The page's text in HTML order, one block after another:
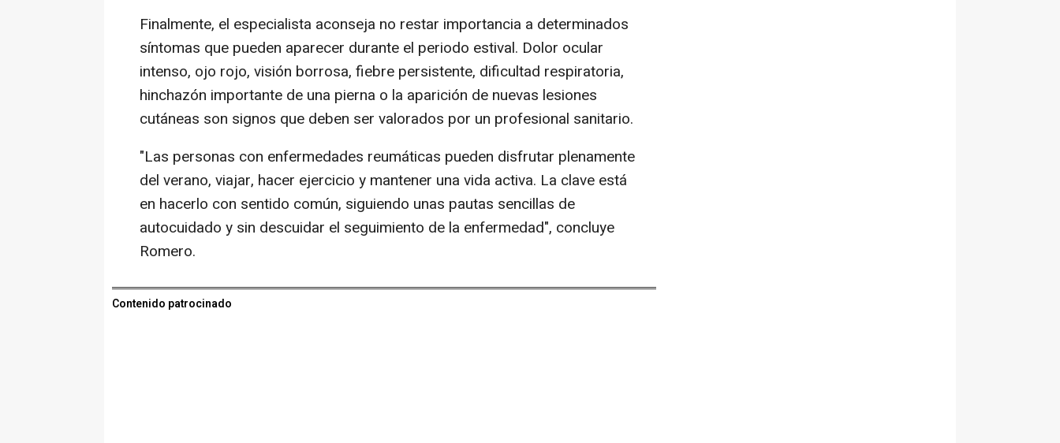
Finalmente, el especialista aconseja no restar importancia a determinados
síntomas que pueden aparecer durante el periodo estival. Dolor ocular
intenso, ojo rojo, visión borrosa, fiebre persistente, dificultad respiratoria,
hinchazón importante de una pierna o la aparición de nuevas lesiones
cutáneas son signos que deben ser valorados por un profesional sanitario.
"Las personas con enfermedades reumáticas pueden disfrutar plenamente
del verano, viajar, hacer ejercicio y mantener una vida activa. La clave está
en hacerlo con sentido común, siguiendo unas pautas sencillas de
autocuidado y sin descuidar el seguimiento de la enfermedad", concluye
Romero.
Contenido patrocinado